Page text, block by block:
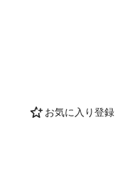
お気に入り登録